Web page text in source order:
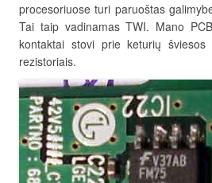
procesoriuose turi paruoštas
Tai taip vadinamas TWI. Mano
kontaktai stovi prie keturių
rezistoriais.